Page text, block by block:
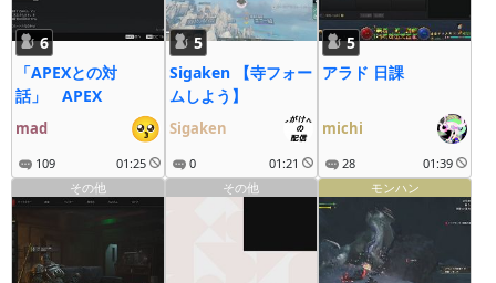
6
「APEXとの対
話」 APEX
mad
109 01:25
5
Sigaken 【寺フォー
ムしよう】
Sigaken
0 01:21
5
アラド 日課
michi
28
01:39
その他
その他 モンハン